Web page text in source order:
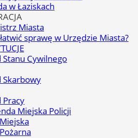
w Łaziskach
Miasta
sprawę w Urzędzie Miasta?
Stanu Cywilnego
Skarbowy
Pracy
Miejska Policji